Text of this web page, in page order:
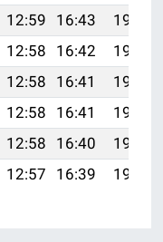
12:59 16:43
19:45
12:58 16:42
19:43
12:58 16:41
19:42
12:58 16:41
19:41
12:58 16:40
19:39
12:57 16:39 19:38